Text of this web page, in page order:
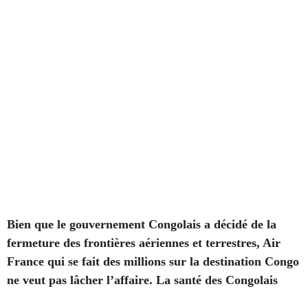
Bien que le gouvernement Congolais a décidé de la
fermeture des frontières aériennes et terrestres, Air
France qui se fait des millions sur la destination Congo
ne veut pas lâcher l’affaire. La santé des Congolais